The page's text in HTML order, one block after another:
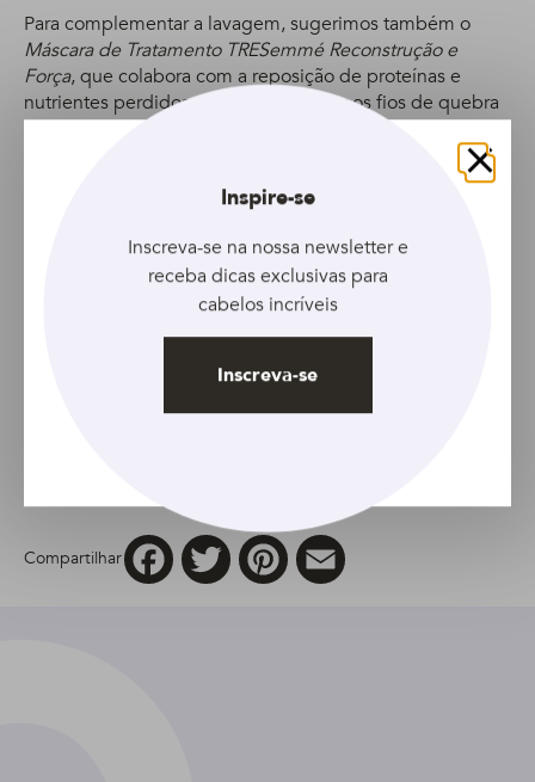
Para complementar a lavagem, sugerimos também o
Máscara de Tratamento TRESemmé Reconstrução e
Força, que colabora com a reposição de proteínas e
nutrientes perdidos, além de proteger os fios de quebra
e desgastes.
Compartilhar
FacebookTwitter Pinterest
Fechar
Inspire-se
Inscreva-se na nossa newsletter e
receba dicas exclusivas para
cabelos incríveis
Inscreva-se